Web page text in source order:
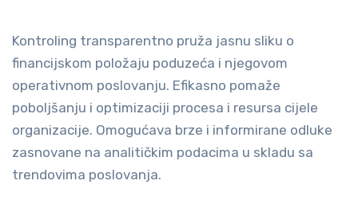
Kontroling transparentno pruža jasnu sliku o
financijskom položaju poduzeća i njegovom
operativnom poslovanju. Efikasno pomaže
poboljšanju i optimizaciji procesa i resursa cijele
organizacije. Omogućava brze i informirane odluke
zasnovane na analitičkim podacima u skladu sa
trendovima poslovanja.